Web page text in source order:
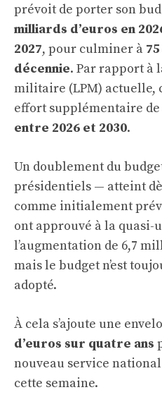
prévoit de porter son
milliards d’euros en
2027, pour culminer à
décennie. Par rapport à
militaire (LPM) actuelle,
effort supplémentaire de
entre 2026 et 2030.
Un doublement du
présidentiels — atteint
comme initialement
ont approuvé à la quasi-
l’augmentation de 6,7
mais le budget n’est
adopté.
À cela s’ajoute une
d’euros sur quatre ans
nouveau service
cette semaine.